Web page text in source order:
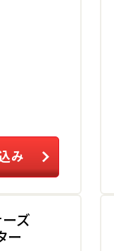
み
ーズ
ー